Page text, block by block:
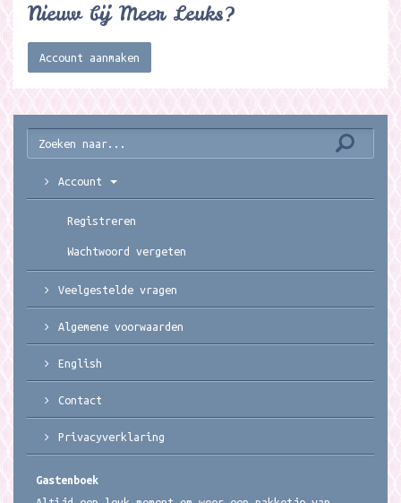
Nieuw bij Meer Leuks?
Account aanmaken
Account
Registreren
Wachtwoord vergeten
Veelgestelde vragen
Algemene voorwaarden
English
Contact
Privacyverklaring
Gastenboek